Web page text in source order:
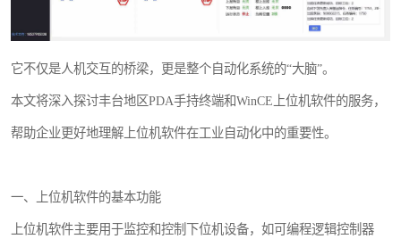
它不仅是人机交互的桥梁，更是整个自动化系统的“大脑”。
本文将深入探讨丰台地区PDA手持终端和WinCE上位机软件的服务，
帮助企业更好地理解上位机软件在工业自动化中的重要性。
一、上位机软件的基本功能
上位机软件主要用于监控和控制下位机设备，如可编程逻辑控制器
PLC上位机软件
WCS仓储物流上位机软件